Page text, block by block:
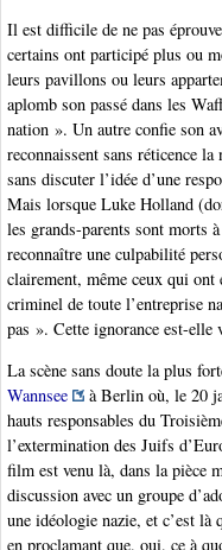
Il est difficile de ne pas
certains ont participé plus ou
leurs pavillons ou leurs
aplomb son passé dans les
nation ». Un autre confie son
reconnaissent sans réticence
sans discuter l’idée d’une
Mais lorsque Luke Holland
les grands-parents sont morts
reconnaître une culpabilité
clairement, même ceux qui ont
criminel de toute l’entreprise
pas ». Cette ignorance est-elle
La scène sans doute la plus
Wannsee
à Berlin où, le 20
hauts responsables du
l’extermination des Juifs
film est venu là, dans la pièce
discussion avec un groupe
une idéologie nazie, et c’est là
en proclamant que, oui, ce à